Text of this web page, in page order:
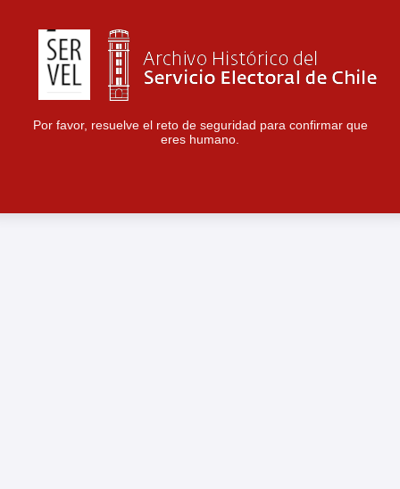
Por favor, resuelve el reto de seguridad para confirmar que
eres humano.